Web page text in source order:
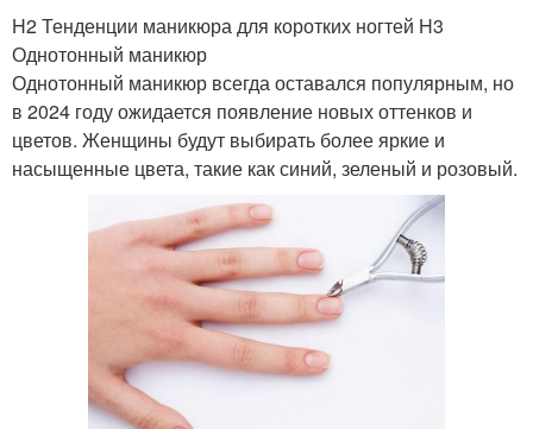
H2 Тенденции маникюра для коротких ногтей H3
Однотонный маникюр
Однотонный маникюр всегда оставался популярным, но
в 2024 году ожидается появление новых оттенков и
цветов. Женщины будут выбирать более яркие и
насыщенные цвета, такие как синий, зеленый и розовый.